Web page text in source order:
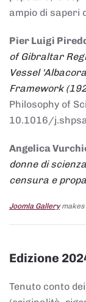
ampio di saperi
Pier Luigi
of Gibraltar
Vessel
Framework
Philosophy of
10.1016/
Angelica
donne di
censura e
Joomla Gallerymakes
Edizione
Tenuto conto